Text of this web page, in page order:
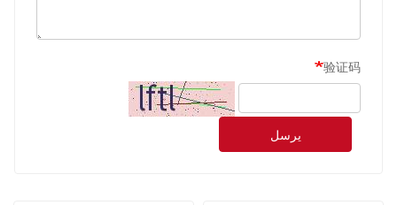
验证码
يرسل